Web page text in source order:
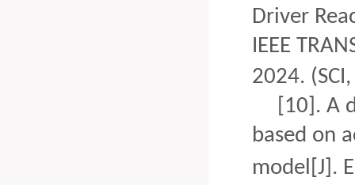
Driver
IEEE
2024.
[10]. A
based on
model[J].